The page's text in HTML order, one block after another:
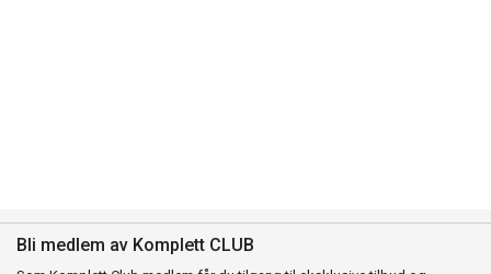
Bli medlem av Komplett CLUB